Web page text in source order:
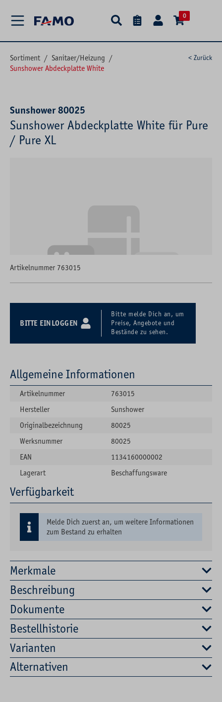
0
Sortiment / Sanitaer/Heizung /
Sunshower Abdeckplatte White
< Zurück
Sunshower 80025
Sunshower Abdeckplatte White für Pure
/ Pure XL
Artikelnummer 763015
BITTE EINLOGGEN
Bitte melde Dich an, um
Preise, Angebote und
Bestände zu sehen.
Merkmale
Beschreibung
Dokumente
Bestellhistorie
Varianten
Alternativen
Allgemeine Informationen
Artikelnummer
763015
Hersteller
Sunshower
Originalbezeichnung
80025
Werksnummer
80025
EAN
1134160000002
Lagerart
Beschaffungsware
Verfügbarkeit
Melde Dich zuerst an, um weitere Informationen
zum Bestand zu erhalten